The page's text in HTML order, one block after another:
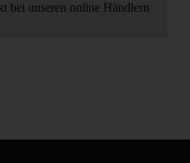
bei unseren online Händlern